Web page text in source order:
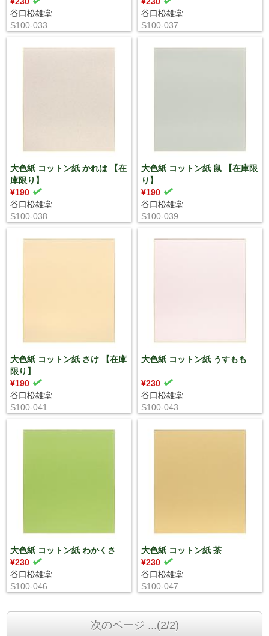
谷口松雄堂
S100-033
谷口松雄堂
S100-037
大色紙 コットン紙 かれは 【在
庫限り】
¥190
谷口松雄堂
S100-038
大色紙 コットン紙 鼠 【在庫限
り】
¥190
谷口松雄堂
S100-039
大色紙 コットン紙 さけ 【在庫
限り】
¥190
谷口松雄堂
S100-041
大色紙 コットン紙 うすもも
¥230
谷口松雄堂
S100-043
大色紙 コットン紙 わかくさ
¥230
谷口松雄堂
S100-046
大色紙 コットン紙 茶
¥230
谷口松雄堂
S100-047
次のページ ...(2/2)